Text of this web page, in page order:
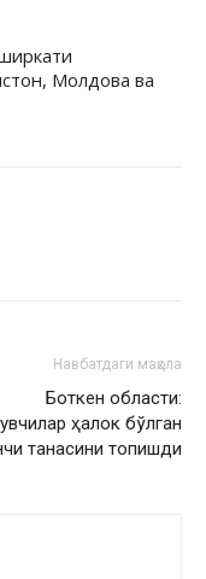
Молдова ва
Навбатдаги мақола
Боткен области:
ҳалок бўлган
танасини топишди